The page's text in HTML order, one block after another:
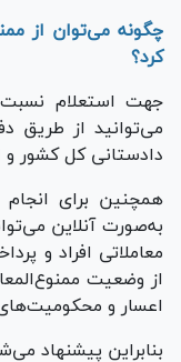
چگونه می‌توان از
کرد؟
جهت استعلام نسبت
می‌توانید از طریق
دادستانی کل کشور و
همچنین برای انجام
به‌صورت آنلاین
معاملاتی افراد و
از وضعیت
اعسار و
بنابراین پیشنهاد